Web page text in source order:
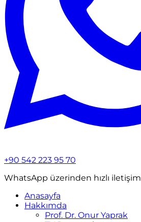
+90 542 223 95 70
WhatsApp üzerinden hızlı iletişim
Anasayfa
Hakkımda
Prof. Dr. Onur Yaprak